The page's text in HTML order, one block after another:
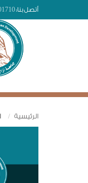
أتصل بنا:
الرئيسية